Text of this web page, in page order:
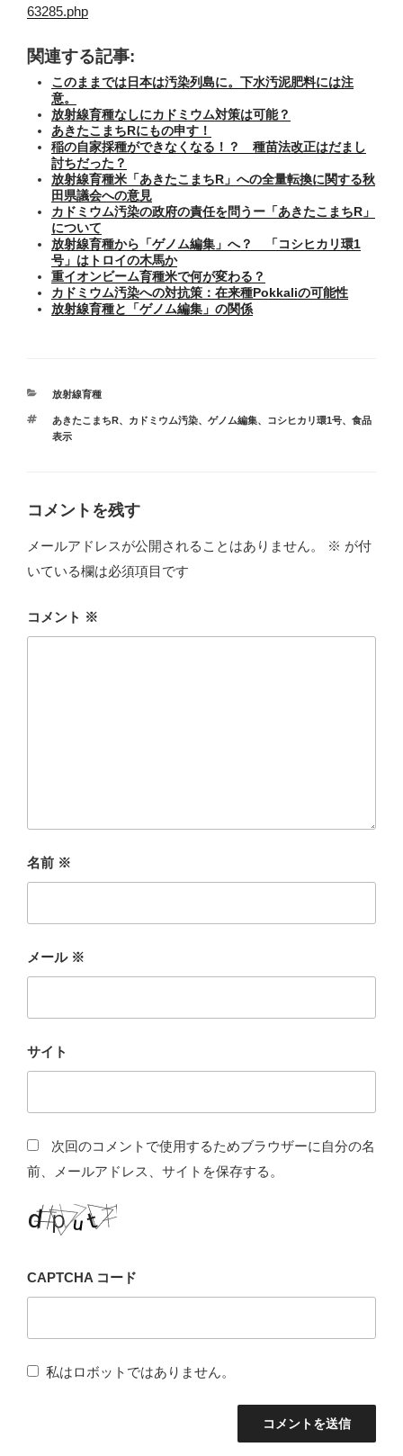
63285.php
関連する記事:
このままでは日本は汚染列島に。下水汚泥肥料には注
意。
放射線育種なしにカドミウム対策は可能？
あきたこまちRにもの申す！
稲の自家採種ができなくなる！？ 種苗法改正はだまし
討ちだった？
放射線育種米「あきたこまちR」への全量転換に関する秋
田県議会への意見
カドミウム汚染の政府の責任を問うー「あきたこまちR」
について
放射線育種から「ゲノム編集」へ？ 「コシヒカリ環1
号」はトロイの木馬か
重イオンビーム育種米で何が変わる？
カドミウム汚染への対抗策：在来種Pokkaliの可能性
放射線育種と「ゲノム編集」の関係
カ
ゴ
リ
放射線育種
タ
グ
あきたこまちR、 カドミウム汚染、 ゲノム編集、 コシヒカリ環1号、 食品
表示
コメントを残す
メールアドレスが公開されることはありません。 ※ が付
いている欄は必須項目です
コメント ※
名前 ※
メール ※
サイト
次回のコメントで使用するためブラウザーに自分の名
前、メールアドレス、サイトを保存する。
CAPTCHA コード
私はロボットではありません。